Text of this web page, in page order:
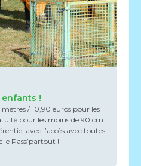
!
/ 10,90 euros pour les
pour les moins de 90 cm.
avec l’accès avec toutes
le Pass’partout !